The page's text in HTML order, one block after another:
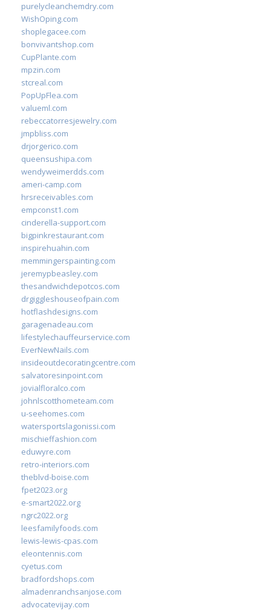
purelycleanchemdry.com
WishOping.com
shoplegacee.com
bonvivantshop.com
CupPlante.com
mpzin.com
stcreal.com
PopUpFlea.com
valueml.com
rebeccatorresjewelry.com
jmpbliss.com
drjorgerico.com
queensushipa.com
wendyweimerdds.com
ameri-camp.com
hrsreceivables.com
empconst1.com
cinderella-support.com
bigpinkrestaurant.com
inspirehuahin.com
memmingerspainting.com
jeremypbeasley.com
thesandwichdepotcos.com
drgiggleshouseofpain.com
hotflashdesigns.com
garagenadeau.com
lifestylechauffeurservice.com
EverNewNails.com
insideoutdecoratingcentre.com
salvatoresinpoint.com
jovialfloralco.com
johnlscotthometeam.com
u-seehomes.com
watersportslagonissi.com
mischieffashion.com
eduwyre.com
retro-interiors.com
theblvd-boise.com
fpet2023.org
e-smart2022.org
ngrc2022.org
leesfamilyfoods.com
lewis-lewis-cpas.com
eleontennis.com
cyetus.com
bradfordshops.com
almadenranchsanjose.com
advocatevijay.com